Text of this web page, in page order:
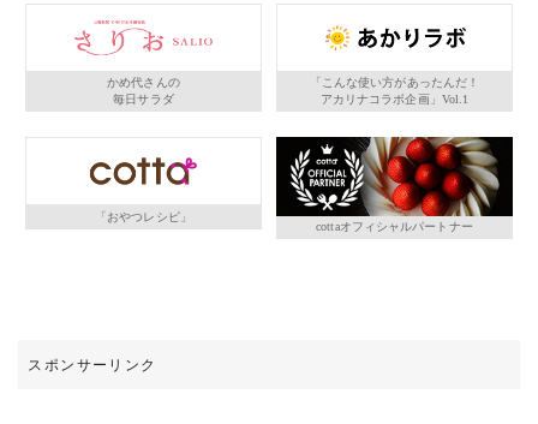
かめ代さんの
毎日サラダ
「こんな使い方があったんだ！
アカリナコラボ企画」Vol.1
「おやつレシピ」
cottaオフィシャルパートナー